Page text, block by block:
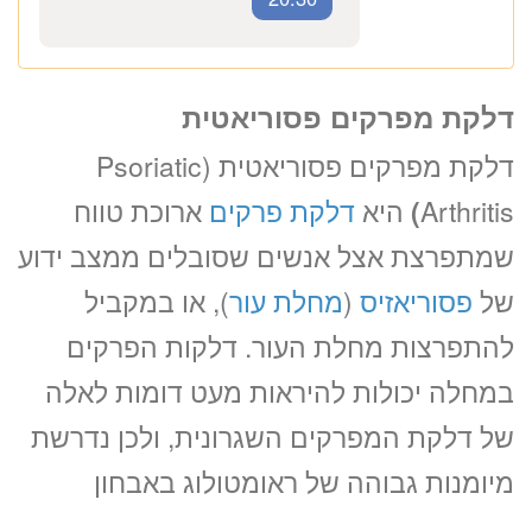
ד”ר גיל בורנשטיין
ראומטולוג בכיר
ייעוץ ראומטולוג
1670 ₪
לזימון תור טלפוני התקשרו
19:00
19:30
20:00
20:30
דלקת מפרקים פסוריאטית
דלקת מפרקים פסוריאטית (Psoriatic
Arthritis
) היא דלקת פרקים ארוכת טווח
שמתפרצת אצל אנשים שסובלים ממצב ידוע
של פסוריאזיס (מחלת עור), או במקביל
להתפרצות מחלת העור. דלקות הפרקים
במחלה יכולות להיראות מעט דומות לאלה
של דלקת המפרקים השגרונית, ולכן נדרשת
מיומנות גבוהה של ראומטולוג באבחון